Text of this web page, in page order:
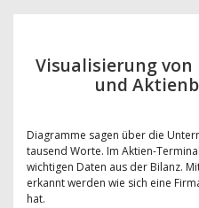
Visualisierung
und
Diagramme sagen über die
tausend Worte. Im Aktien-
wichtigen Daten aus der Bilanz.
erkannt werden wie sich eine
hat.